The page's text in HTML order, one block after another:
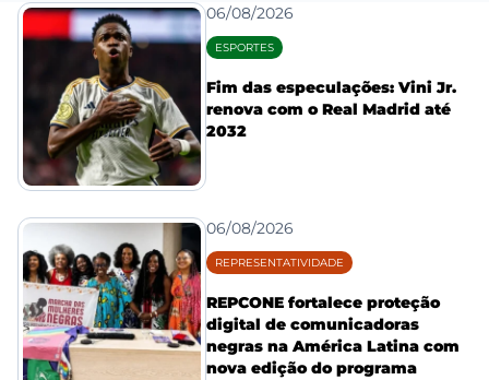
06/08/2026
ESPORTES
Fim das especulações: Vini Jr.
renova com o Real Madrid até
2032
06/08/2026
REPRESENTATIVIDADE
REPCONE fortalece proteção
digital de comunicadoras
negras na América Latina com
nova edição do programa